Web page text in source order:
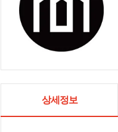
상세정보